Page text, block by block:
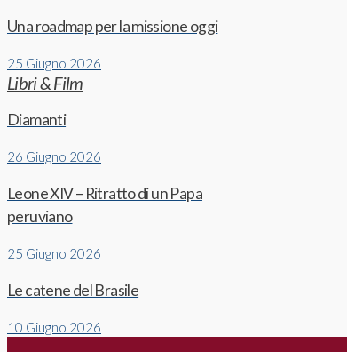
Una roadmap per la missione oggi
25 Giugno 2026
Libri & Film
Diamanti
26 Giugno 2026
Leone XIV – Ritratto di un Papa
peruviano
25 Giugno 2026
Le catene del Brasile
10 Giugno 2026